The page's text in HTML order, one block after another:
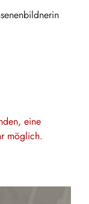
eine
möglich.